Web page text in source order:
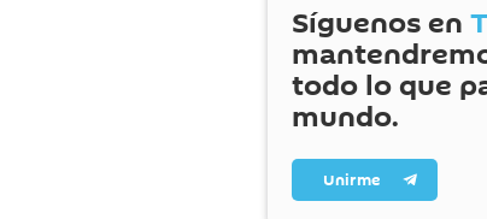
Síguenos en
todo lo que
mundo.
Unirme